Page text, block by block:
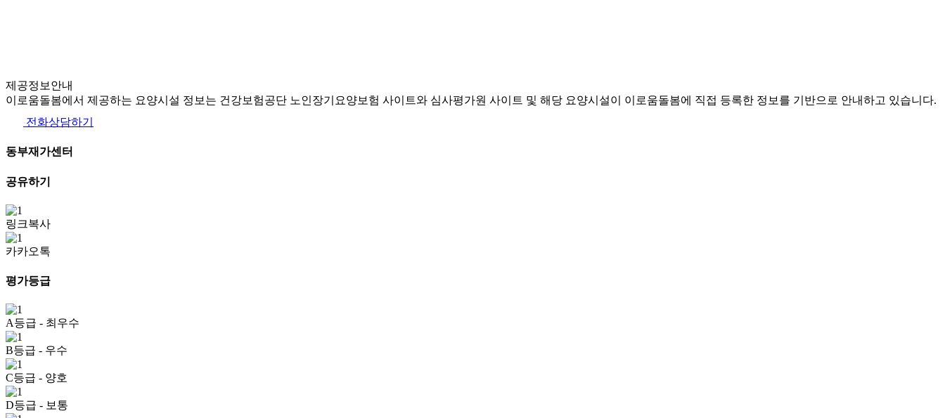
제공정보안내
이로움돌봄에서 제공하는 요양시설 정보는 건강보험공단 노인장기요양보험 사이트와 심사평가원 사이트 및 해당 요양시설이 이로움돌봄에 직접 등록한 정보를 기반으로 안내하고 있습니다.
전화상담하기
동부재가센터
공유하기
링크복사
카카오톡
평가등급
A등급 - 최우수
B등급 - 우수
C등급 - 양호
D등급 - 보통